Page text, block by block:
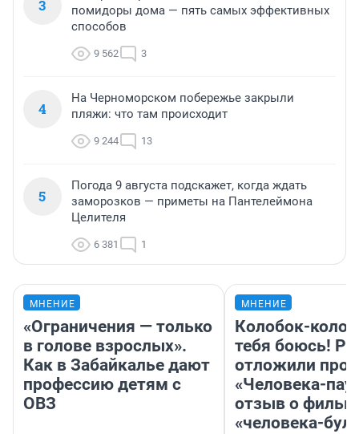
3
помидоры дома — пять самых эффективных
способов
9 562 3
4
На Черноморском побережье закрыли
пляжи: что там происходит
9 244 13
5
Погода 9 августа подскажет, когда ждать
заморозков — приметы на Пантелеймона
Целителя
6 381 1
МНЕНИЕ
«Ограничения — только
в голове взрослых».
Как в Забайкалье дают
профессию детям с
ОВЗ
МНЕНИЕ
Колобок-
тебя боюсь!
отложили
«Человека-
отзыв о
«человека-